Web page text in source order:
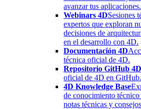
avanzar tus aplicaciones.
Webinars 4DSesiones
expertos que exploran
decisiones de
en el desarrollo con 4D.
Documentación 4D
técnica oficial de 4D.
Repositorio GitHub 4D
oficial de 4D en GitHub.
4D Knowledge Base
de conocimiento técnico
notas técnicas y